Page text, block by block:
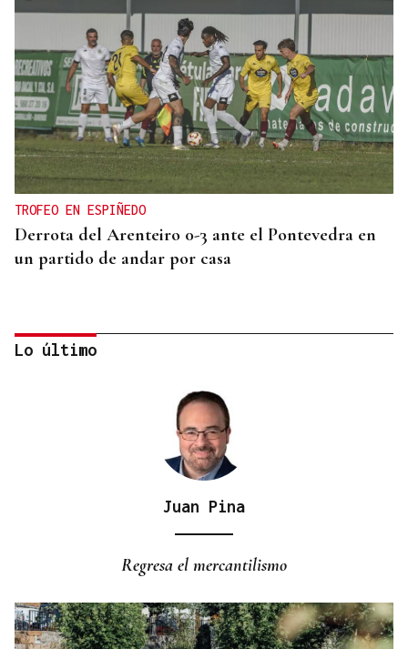
TROFEO EN ESPIÑEDO
Derrota del Arenteiro 0-3 ante el Pontevedra en
un partido de andar por casa
Lo último
Juan Pina
Regresa el mercantilismo